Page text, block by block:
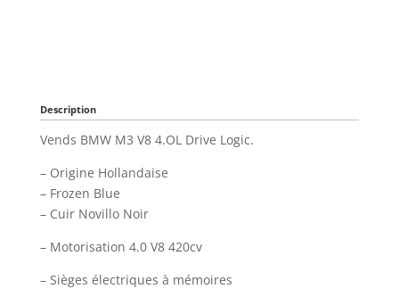
Description
Vends BMW M3 V8 4.OL Drive Logic.
– Origine Hollandaise
– Frozen Blue
– Cuir Novillo Noir
– Motorisation 4.0 V8 420cv
– Sièges électriques à mémoires